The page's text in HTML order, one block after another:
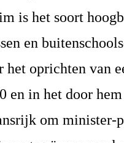
is het soort
en
oprichten van
en in het door
om minister-